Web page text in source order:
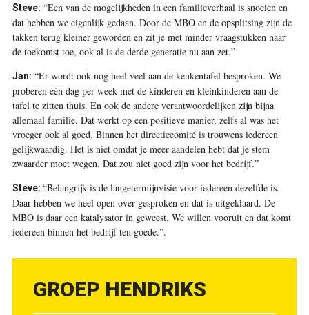
Steve: “Een van de mogelijkheden in een familieverhaal is snoeien en
dat hebben we eigenlijk gedaan. Door de MBO en de opsplitsing zijn de
takken terug kleiner geworden en zit je met minder vraagstukken naar
de toekomst toe, ook al is de derde generatie nu aan zet.”
Jan: “Er wordt ook nog heel veel aan de keukentafel besproken. We
proberen één dag per week met de kinderen en kleinkinderen aan de
tafel te zitten thuis. En ook de andere verantwoordelijken zijn bijna
allemaal familie. Dat werkt op een positieve manier, zelfs al was het
vroeger ook al goed. Binnen het directiecomité is trouwens iedereen
gelijkwaardig. Het is niet omdat je meer aandelen hebt dat je stem
zwaarder moet wegen. Dat zou niet goed zijn voor het bedrijf.”
Steve: “Belangrijk is de langetermijnvisie voor iedereen dezelfde is.
Daar hebben we heel open over gesproken en dat is uitgeklaard. De
MBO is daar een katalysator in geweest. We willen vooruit en dat komt
iedereen binnen het bedrijf ten goede.”.
GROEP HENDRIKS